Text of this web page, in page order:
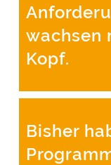
wachsen
Kopf.
Bisher